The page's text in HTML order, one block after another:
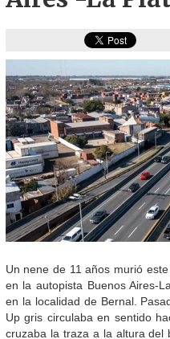
Un nene de 11 años murió
en la autopista Buenos Aires-
en la localidad de Bernal.
Up gris circulaba en sentido
cruzaba la traza a la altura del